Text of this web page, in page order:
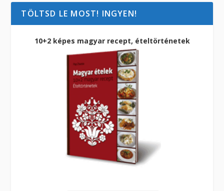
TÖLTSD LE MOST! INGYEN!
10+2 képes magyar recept, ételtörténetek